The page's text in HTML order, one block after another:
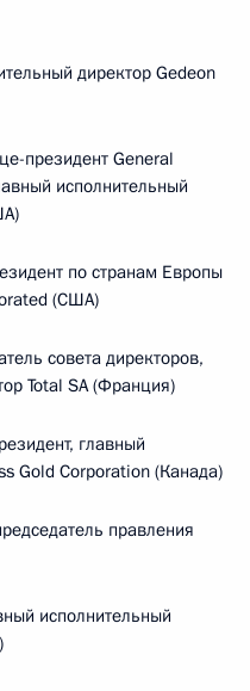
директор Gedeon
президент General
исполнительный
по странам Европы
(США)
совета директоров,
Total SA (Франция)
главный
Gold Corporation (Канада)
правления
исполнительный